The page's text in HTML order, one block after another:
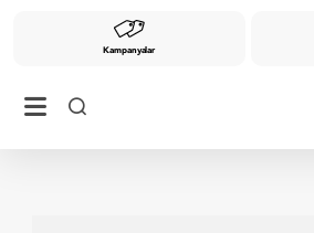
Kampanyalar